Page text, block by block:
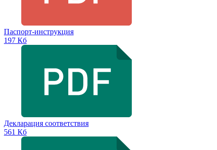
Паспорт-инструкция
197 Кб
Декларация соответствия
561 Кб